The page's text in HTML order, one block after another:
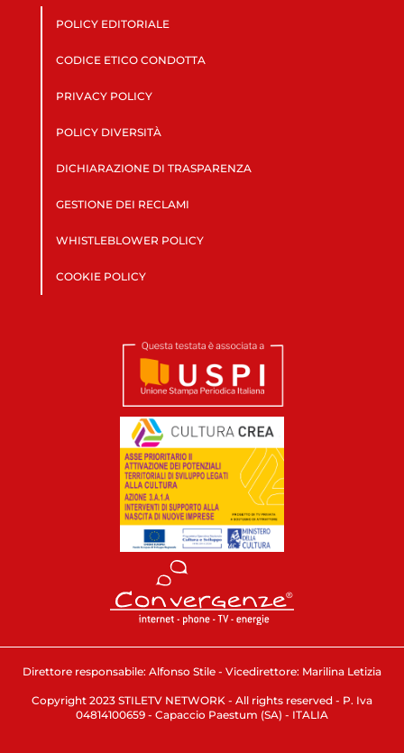
POLICY EDITORIALE
CODICE ETICO CONDOTTA
PRIVACY POLICY
POLICY DIVERSITÀ
DICHIARAZIONE DI TRASPARENZA
GESTIONE DEI RECLAMI
WHISTLEBLOWER POLICY
COOKIE POLICY
Direttore responsabile: Alfonso Stile - Vicedirettore: Marilina Letizia
Copyright 2023 STILETV NETWORK - All rights reserved - P. Iva
04814100659 - Capaccio Paestum (SA) - ITALIA